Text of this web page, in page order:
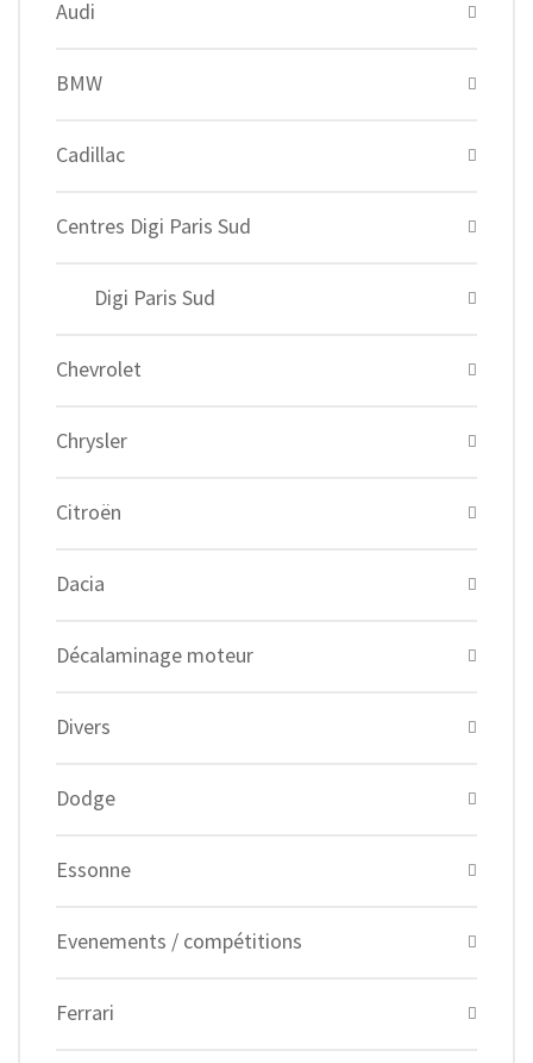
Audi
BMW
Cadillac
Centres Digi Paris Sud
Digi Paris Sud
Chevrolet
Chrysler
Citroën
Dacia
Décalaminage moteur
Divers
Dodge
Essonne
Evenements / compétitions
Ferrari